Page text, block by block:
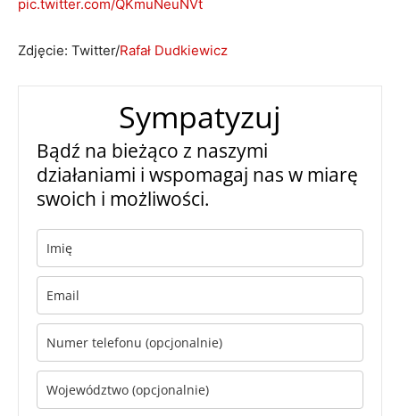
pic.twitter.com/QKmuNeuNVt
Zdjęcie: Twitter/Rafał Dudkiewicz
Sympatyzuj
Bądź na bieżąco z naszymi
działaniami i wspomagaj nas w miarę
swoich i możliwości.